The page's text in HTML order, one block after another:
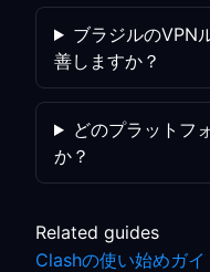
ブラジルのVPN
善しますか？
どのプラットフ
か？
Related guides
Clashの使い始めガイ